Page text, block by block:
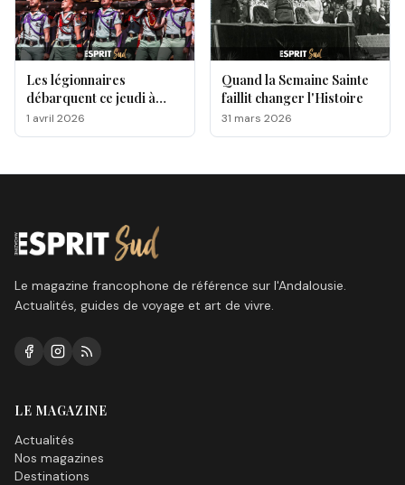
Les légionnaires
débarquent ce jeudi à
Málaga, voici le
programme !
1 avril 2026
Quand la Semaine Sainte
faillit changer l'Histoire
31 mars 2026
Le magazine francophone de référence sur l'Andalousie.
Actualités, guides de voyage et art de vivre.
LE MAGAZINE
Actualités
Nos magazines
Destinations